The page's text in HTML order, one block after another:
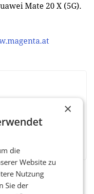
Mate 20 X (5G).
×
die
Website zu
Nutzung
Sie der